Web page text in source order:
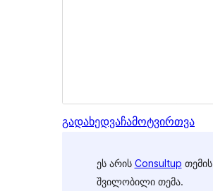
გადახედვაჩამოტვირთვა
ეს არის Consultup თემის
შვილობილი თემა.